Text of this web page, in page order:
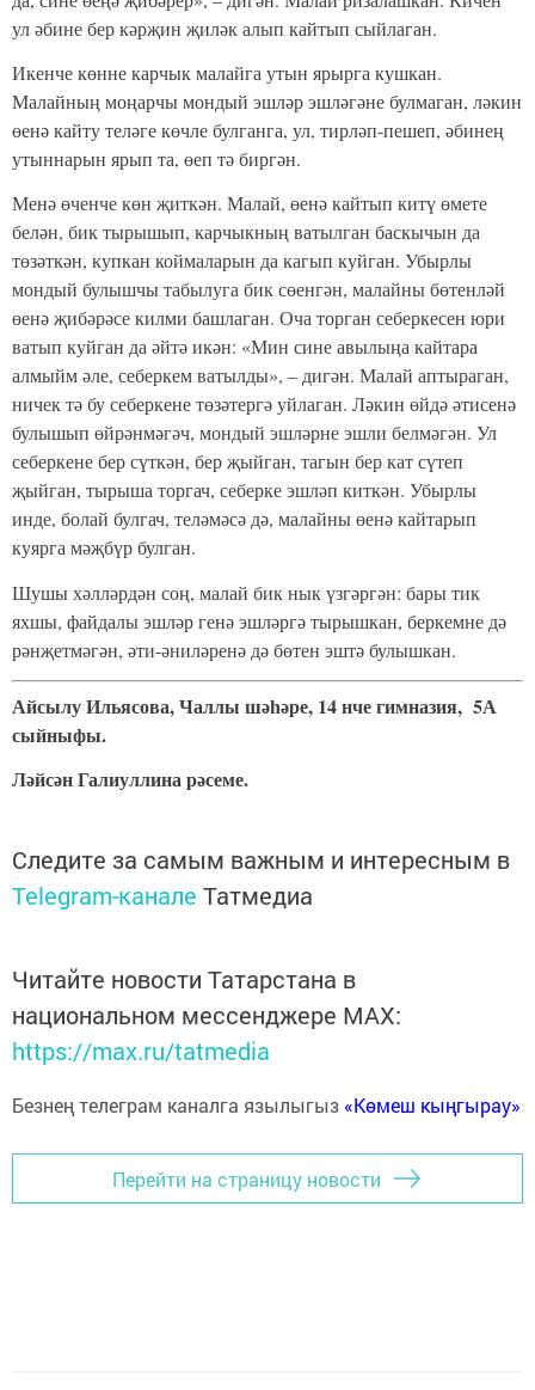
ул әбине бер кәрҗин җиләк алып кайтып сыйлаган.
Икенче көнне карчык малайга утын ярырга кушкан.
Малайның моңарчы мондый эшләр эшләгәне булмаган, ләкин
өенә кайту теләге көчле булганга, ул, тирләп-пешеп, әбинең
утыннарын ярып та, өеп тә биргән.
Менә өченче көн җиткән. Малай, өенә кайтып китү өмете
белән, бик тырышып, карчыкның ватылган баскычын да
төзәткән, купкан коймаларын да кагып куйган. Убырлы
мондый булышчы табылуга бик сөенгән, малайны бөтенләй
өенә җибәрәсе килми башлаган. Оча торган себеркесен юри
ватып куйган да әйтә икән: «Мин сине авылыңа кайтара
алмыйм әле, себеркем ватылды», – дигән. Малай аптыраган,
ничек тә бу себеркене төзәтергә уйлаган. Ләкин өйдә әтисенә
булышып өйрәнмәгәч, мондый эшләрне эшли белмәгән. Ул
себеркене бер сүткән, бер җыйган, тагын бер кат сүтеп
җыйган, тырыша торгач, себерке эшләп киткән. Убырлы
инде, болай булгач, теләмәсә дә, малайны өенә кайтарып
куярга мәҗбүр булган.
Шушы хәлләрдән соң, малай бик нык үзгәргән: бары тик
яхшы, файдалы эшләр генә эшләргә тырышкан, беркемне дә
рәнҗетмәгән, әти-әниләренә дә бөтен эштә булышкан.
Айсылу Ильясова, Чаллы шәһәре, 14 нче гимназия, 5А
сыйныфы.
Ләйсән Галиуллина рәсеме.
Следите за самым важным и интересным в
Telegram-канале Татмедиа
Читайте новости Татарстана в
национальном мессенджере MАХ:
https://max.ru/tatmedia
Безнең телеграм каналга язылыгыз «Көмеш кыңгырау»
Перейти на страницу новости